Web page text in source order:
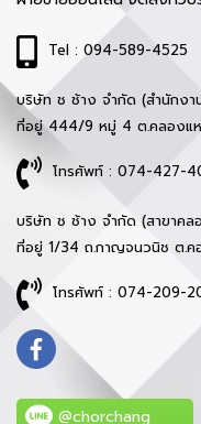
Tel : 094-589-4525
บริษัท ช ช้าง จำกัด (สำนักง
ที่อยู่ 444/9 หมู่ 4 ต.คลองแ
โทรศัพท์ : 074-427-
บริษัท ช ช้าง จำกัด (สาขาคล
ที่อยู่ 1/34 ถ.กาญจนวนิช ต.ค
โทรศัพท์ : 074-209-
@chorchang